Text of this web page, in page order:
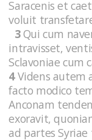
Saracenis et
voluit
3Qui cum
intravisset,
Sclavoniae cum
4Videns autem
facto modico
Anconam
exoravit,
ad partes